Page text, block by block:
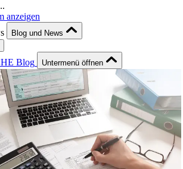
anzeigen
Blog und News
Blog Untermenü öffnen